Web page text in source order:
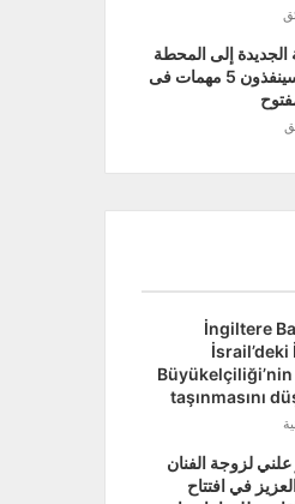
الجديدة إلى المحطة
الفضائية سينفذون 5 مهمات فى
İngiltere
Büyükelçiliği’nin
taşınmasını
لزوجة الفنان
في افتتاح